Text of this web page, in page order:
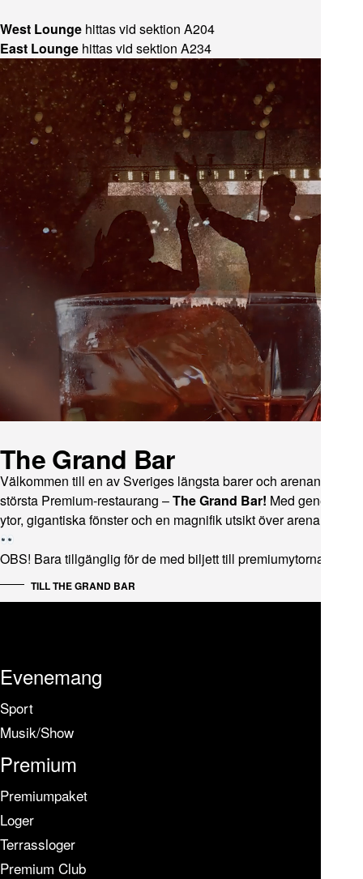
West Lounge hittas vid sektion A204
East Lounge hittas vid sektion A234
The Grand Bar
Välkommen till en av Sveriges längsta barer och arenans
största Premium-restaurang –The Grand Bar! Med generösa
ytor, gigantiska fönster och en magnifik utsikt över arenarummet
OBS! Bara tillgänglig för de med biljett till premiumytorna.
TILL THE GRAND BAR
Evenemang
Sport
Musik/Show
Premium
Premiumpaket
Loger
Terrassloger
Premium Club